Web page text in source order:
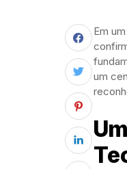
Em
um